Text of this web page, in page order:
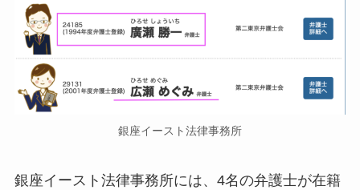
銀座イースト法律事務所
銀座イースト法律事務所には、4名の弁護士が在籍